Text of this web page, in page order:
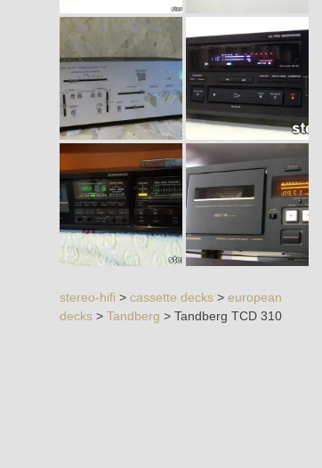
stereo-hifi >cassette decks >european
decks >Tandberg >Tandberg TCD 310